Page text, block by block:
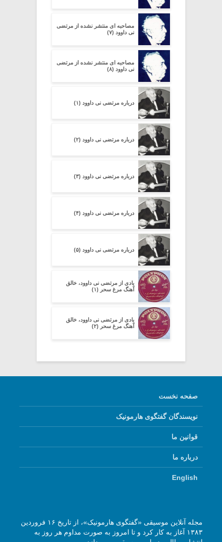
مصاحبه ای منتشر نشده از مرتضی
نی داوود (۷)
مصاحبه ای منتشر نشده از مرتضی
نی داوود (۸)
درباره مرتضی نی داوود (۱)
درباره مرتضی نی داوود (۲)
درباره مرتضی نی داوود (۳)
درباره مرتضی نی داوود (۴)
درباره مرتضی نی داوود (۵)
یادی از مرتضی نی داوود، خالق
آهنگ مرغ سحر (۱)
یادی از مرتضی نی داوود، خالق
آهنگ مرغ سحر (۲)
صفحه نخست
نویسندگان گفتگوی هارمونیک
قوانین ما
درباره ما
English
مجله آنلاین موسیقی «گفتگوی هارمونیک»، از تاریخ ۱۶ فروردین
۱۳۸۳ آغاز به کار کرد و تا امروز به صورت مداوم هر روز به